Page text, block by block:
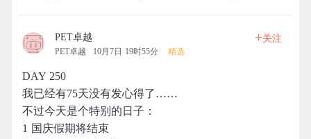
PET卓越
PET卓越 10月7日 19时55分 精选
+关注
DAY 250
我已经有75天没有发心得了……
不过今天是个特别的日子：
1 国庆假期将结束